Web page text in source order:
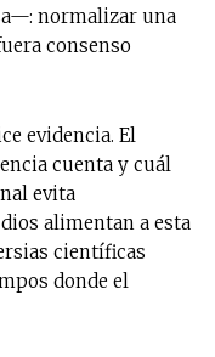
normalizar una
consenso
evidencia. El
cuenta y cuál
evita
alimentan a esta
científicas
donde el